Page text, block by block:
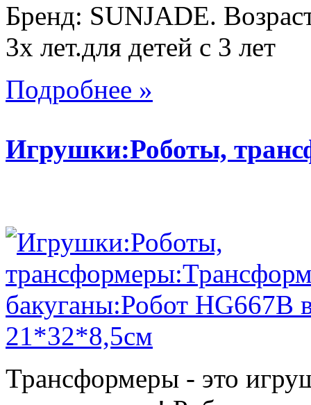
Бренд: SUNJADE.
3х лет.для детей с 3 лет
Подробнее »
Игрушки:Роботы,
Трансформеры - это